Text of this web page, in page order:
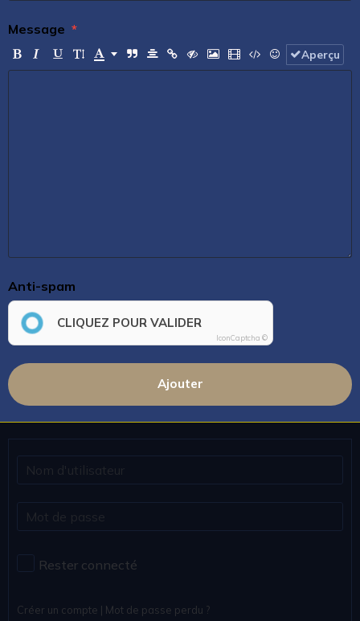
Message
Aperçu
Anti-spam
CLIQUEZ POUR VALIDER
IconCaptcha ©
Ajouter
Rester connecté
Créer un compte | Mot de passe perdu ?